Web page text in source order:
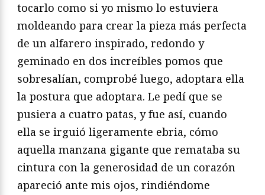
tocarlo como si yo mismo lo estuviera
moldeando para crear la pieza más perfecta
de un alfarero inspirado, redondo y
geminado en dos increíbles pomos que
sobresalían, comprobé luego, adoptara ella
la postura que adoptara. Le pedí que se
pusiera a cuatro patas, y fue así, cuando
ella se irguió ligeramente ebria, cómo
aquella manzana gigante que remataba su
cintura con la generosidad de un corazón
apareció ante mis ojos, rindiéndome